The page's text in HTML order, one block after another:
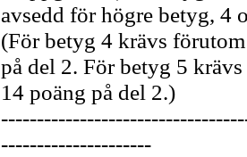
avsedd för högre betyg, 4
(För betyg 4 krävs
på del 2. För betyg 5
14 poäng på del 2.)
---------------------